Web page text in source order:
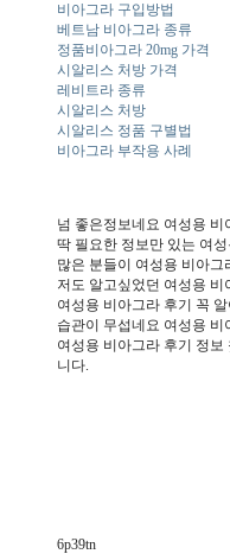
비아그라 구입방법
베트남 비아그라 종류
정품비아그라 20mg 가격
시알리스 처방 가격
레비트라 종류
시알리스 처방
시알리스 정품 구별법
비아그라 부작용 사례
넘 좋은정보네요 여성용
딱 필요한 정보만 있는 여
많은 분들이 여성용 비아
저도 알고싶었던 여성용
여성용 비아그라 후기 꼭
습관이 무섭네요 여성용
여성용 비아그라 후기 정
니다.
6p39tn